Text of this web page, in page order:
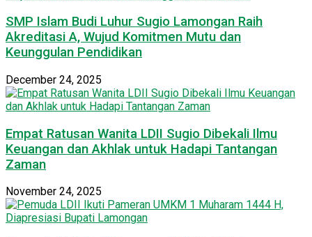
SMP Islam Budi Luhur Sugio Lamongan Raih
Akreditasi A, Wujud Komitmen Mutu dan
Keunggulan Pendidikan
December 24, 2025
Empat Ratusan Wanita LDII Sugio Dibekali Ilmu
Keuangan dan Akhlak untuk Hadapi Tantangan
Zaman
November 24, 2025